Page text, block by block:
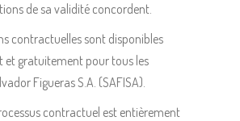
de sa validité concordent.
contractuelles sont disponibles
et gratuitement pour tous les
Figueras S.A. (SAFISA).
contractuel est entièrement